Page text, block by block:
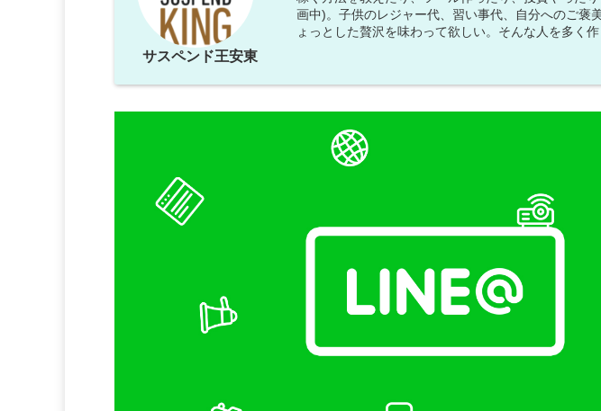
サスペンド王安東
画中)。子供のレジャー代、習い事代、自分へのご褒
ょっとした贅沢を味わって欲しい。そんな人を多く